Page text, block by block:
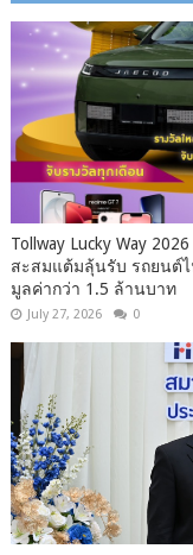
Tollway Lucky Way
สะสมแต้มลุ้นรับ รถยนต์ไ
มูลค่ากว่า 1.5 ล้านบาท
July 27, 2026 0